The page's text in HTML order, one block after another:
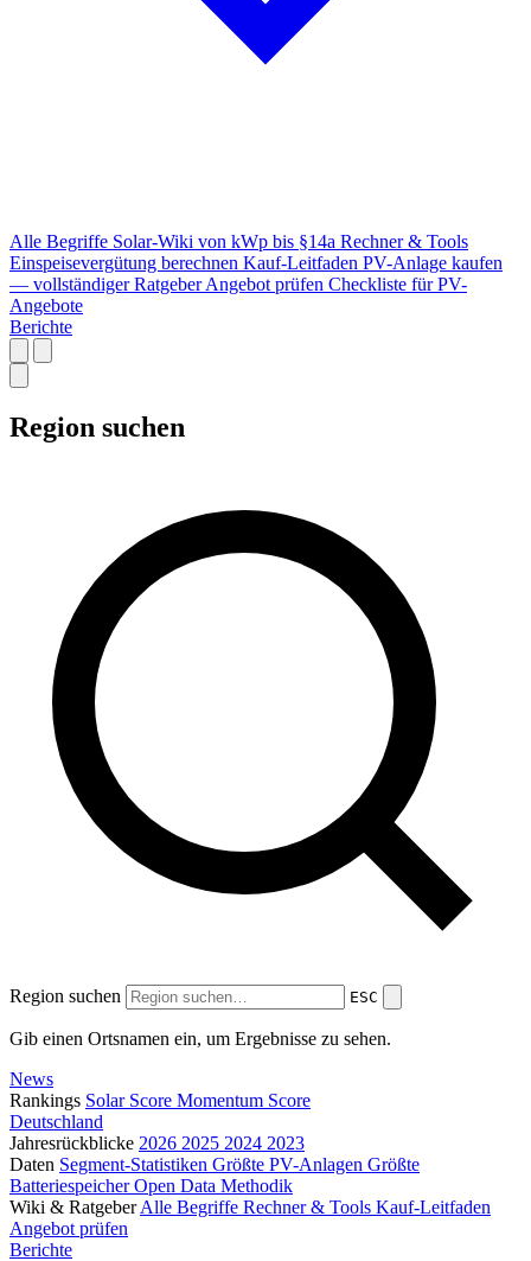
Alle Begriffe Solar-Wiki von kWp bis §14a Rechner & Tools
Einspeisevergütung berechnen Kauf-Leitfaden PV-Anlage kaufen
— vollständiger Ratgeber Angebot prüfen Checkliste für PV-
Angebote
Berichte
Region suchen
Region suchen ESC
Gib einen Ortsnamen ein, um Ergebnisse zu sehen.
News
Rankings Solar Score Momentum Score
Deutschland
Jahresrückblicke 2026 2025 2024 2023
Daten Segment-Statistiken Größte PV-Anlagen Größte
BatteriespeicherOpen Data Methodik
Wiki & Ratgeber Alle Begriffe Rechner & Tools Kauf-Leitfaden
Angebot prüfen
Berichte